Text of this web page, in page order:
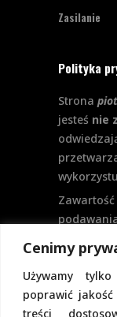
Cenimy
Używamy
poprawić
treści
Zasilanie
Polityka
Strona
jesteś nie
ani
z